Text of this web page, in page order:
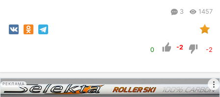
3 1457
0 -2 -2
РЕКЛАМА